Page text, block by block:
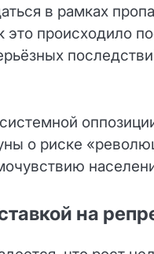
в рамках
происходило
о риске
на